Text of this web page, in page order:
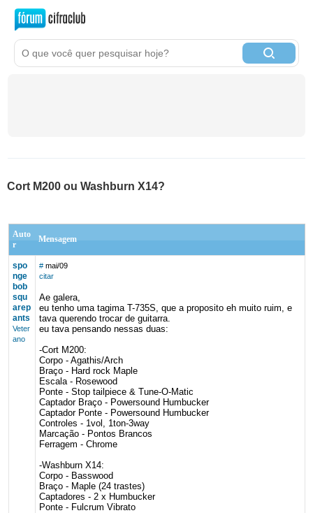
Cort M200 ou Washburn X14?
Auto
r
Mensagem
spo
nge
bob
squ
arep
ants
Veter
ano
# mai/09
citar
Ae galera,
eu tenho uma tagima T-735S, que a proposito eh muito ruim, e
tava querendo trocar de guitarra.
eu tava pensando nessas duas:
-Cort M200:
Corpo - Agathis/Arch
Braço - Hard rock Maple
Escala - Rosewood
Ponte - Stop tailpiece & Tune-O-Matic
Captador Braço - Powersound Humbucker
Captador Ponte - Powersound Humbucker
Controles - 1vol, 1ton-3way
Marcação - Pontos Brancos
Ferragem - Chrome
-Washburn X14:
Corpo - Basswood
Braço - Maple (24 trastes)
Captadores - 2 x Humbucker
Ponte - Fulcrum Vibrato